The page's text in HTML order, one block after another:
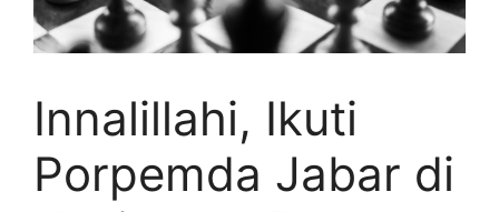
Innalillahi, Ikuti
Porpemda Jabar di